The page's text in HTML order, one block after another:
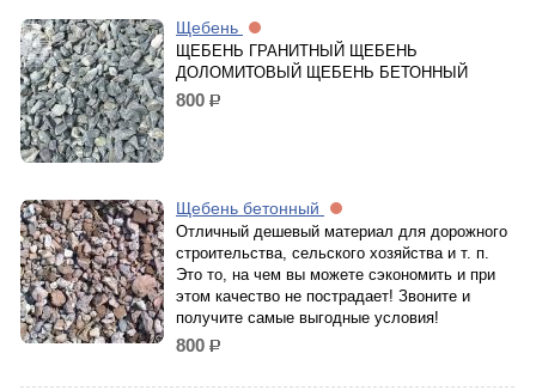
Щебень
ЩЕБЕНЬ ГРАНИТНЫЙ ЩЕБЕНЬ
ДОЛОМИТОВЫЙ ЩЕБЕНЬ БЕТОННЫЙ
800 р.
Щебень бетонный
Отличный дешевый материал для дорожного
строительства, сельского хозяйства и т. п.
Это то, на чем вы можете сэкономить и при
этом качество не пострадает! Звоните и
получите самые выгодные условия!
800 р.